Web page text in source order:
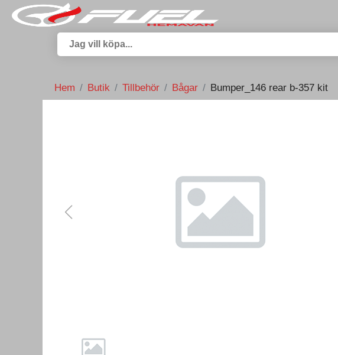
Hem Butik Tillbehör Bågar Bumper_146 rear b-357 kit